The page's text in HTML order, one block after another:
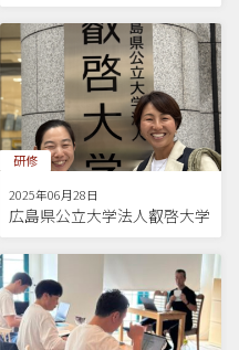
研修
2025年06月28日
広島県公立大学法人叡啓大学